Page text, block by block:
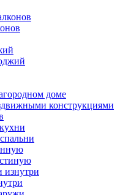
доме
конструкциями
изнутри